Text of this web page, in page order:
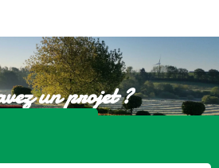
un projet ?
Nous Contacter